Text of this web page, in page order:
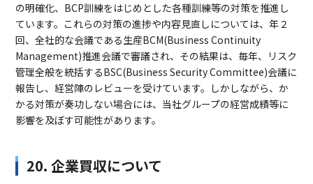
の明確化、BCP訓練をはじめとした各種訓練等の対策を推進し
ています。これらの対策の進捗や内容見直しについては、年２
回、全社的な会議である生産BCM(Business Continuity
Management)推進会議で審議され、その結果は、毎年、リスク
管理全般を統括するBSC(Business Security Committee)会議に
報告し、経営陣のレビューを受けています。しかしながら、か
かる対策が奏功しない場合には、当社グループの経営成績等に
影響を及ぼす可能性があります。
20. 企業買収について